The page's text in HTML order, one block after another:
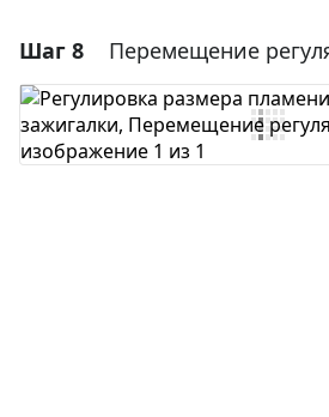
Добавить
Добавить комментарий
Шаг 8 Перемещение